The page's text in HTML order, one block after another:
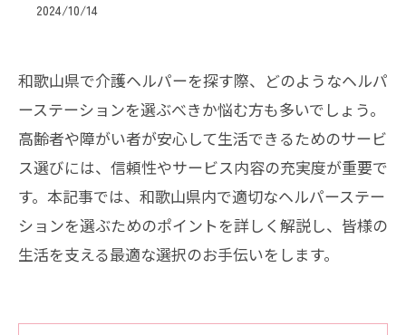
2024/10/14
和歌山県で介護ヘルパーを探す際、どのようなヘルパ
ーステーションを選ぶべきか悩む方も多いでしょう。
高齢者や障がい者が安心して生活できるためのサービ
ス選びには、信頼性やサービス内容の充実度が重要で
す。本記事では、和歌山県内で適切なヘルパーステー
ションを選ぶためのポイントを詳しく解説し、皆様の
生活を支える最適な選択のお手伝いをします。